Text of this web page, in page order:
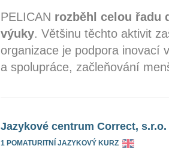
PELICAN rozběhl celou řadu
výuky. Většinu těchto aktivit
organizace je podpora inovací
a spolupráce, začleňování
Jazykové centrum Correct, s.r.o.
1 POMATURITNÍ JAZYKOVÝ KURZ